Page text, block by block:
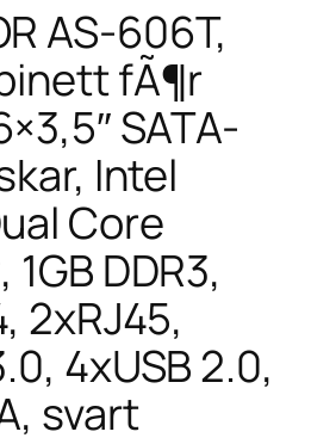
AS-606T,
fÃ¶r
SATA-
Intel
Core
1GB DDR3,
2xRJ45,
4xUSB 2.0,
svart